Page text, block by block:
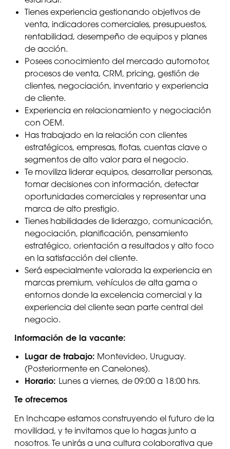
Tienes experiencia gestionando objetivos de
venta, indicadores comerciales, presupuestos,
rentabilidad, desempeño de equipos y planes
de acción.
Posees conocimiento del mercado automotor,
procesos de venta, CRM, pricing, gestión de
clientes, negociación, inventario y experiencia
de cliente.
Experiencia en relacionamiento y negociación
con OEM.
Has trabajado en la relación con clientes
estratégicos, empresas, flotas, cuentas clave o
segmentos de alto valor para el negocio.
Te moviliza liderar equipos, desarrollar personas,
tomar decisiones con información, detectar
oportunidades comerciales y representar una
marca de alto prestigio.
Tienes habilidades de liderazgo, comunicación,
negociación, planificación, pensamiento
estratégico, orientación a resultados y alto foco
en la satisfacción del cliente.
Será especialmente valorada la experiencia en
marcas premium, vehículos de alta gama o
entornos donde la excelencia comercial y la
experiencia del cliente sean parte central del
negocio.
Información de la vacante:
Lugar de trabajo: Montevideo, Uruguay.
(Posteriormente en Canelones).
Horario: Lunes a viernes, de 09:00 a 18:00 hrs.
Te ofrecemos
En Inchcape estamos construyendo el futuro de la
movilidad, y te invitamos que lo hagas junto a
nosotros. Te unirás a una cultura colaborativa que